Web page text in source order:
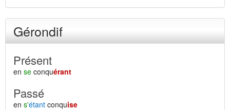
Gérondif
Présent
en se conquérant
Passé
en s'étant conquise